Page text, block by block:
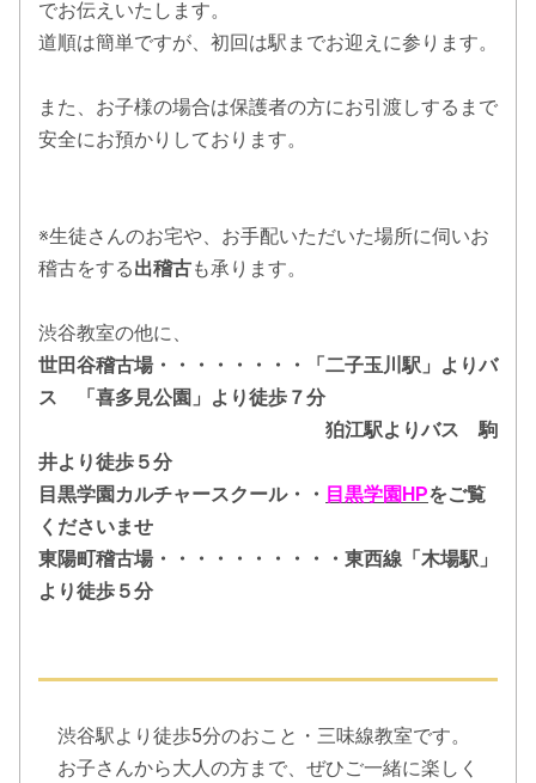
2020.11.02
＜詠の会子ども勉強会＞令和２年１１月１日（日）、子ども
し、みんなで精いっぱい頑張りました。お疲れさまでした！
2020.10.08
明、加賀の千代、たなばた、静、他 後援：新潟市教育委員
会、新潟日報社、BSN新潟放送 詠の会代表、衣笠詠子の研究
対象である明治期に箏曲譜を独自に考案した箏曲演奏家村田
是非お立ち寄りくださいませ。
≪最新情報≫皆様、いかがお過ごしでしょうか。オンライン
お稽古もなかなかいいものですね！というお声を頂いており
ます。事前にお送りした音源と楽譜でお稽古いたします。楽
器をお持ちでいない方はご相談ください。対応いたします！
2020.07.17
≪オンラインお稽古について≫まだまだ収束には至らない
日々ですが、おうちにいる時間を有効活用するためにお稽古
≪お稽古のお知らせ≫7月から再開の準備を進めておりまし
たが、お稽古場が人が多く集まるターミナル駅の近くにあ
でお伝えいたします。
道順は簡単ですが、初回は駅までお迎えに参ります。
また、お子様の場合は保護者の方にお引渡しするまで
安全にお預かりしております。
※生徒さんのお宅や、お手配いただいた場所に伺いお
稽古をする出稽古も承ります。
渋谷教室の他に、
世田谷稽古場・・・・・・・・「二子玉川駅」よりバ
ス 「喜多見公園」より徒歩７分
狛江駅よりバス 駒
井より徒歩５分
目黒学園カルチャースクール・・ 目黒学園HPをご覧
くださいませ
東陽町稽古場・・・・・・・・・・東西線「木場駅」
より徒歩５分
渋谷駅より徒歩5分のおこと・三味線教室です。
お子さんから大人の方まで、 ぜひご一緒に楽しく